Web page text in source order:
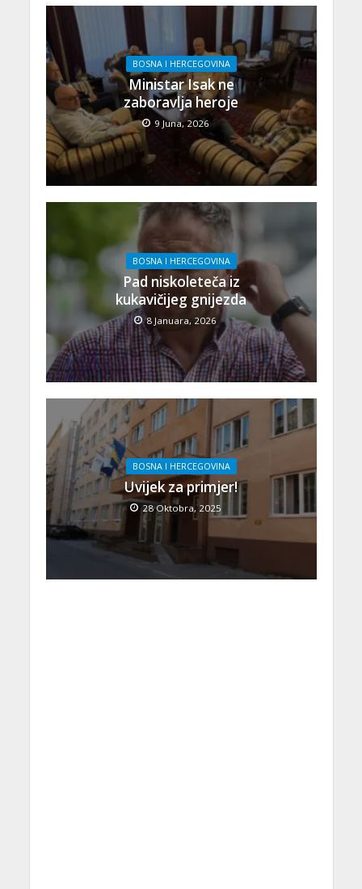
BOSNA I HERCEGOVINA
Ministar Isak ne
zaboravlja heroje
9 Juna, 2026
BOSNA I HERCEGOVINA
Pad niskoleteča iz
kukavičijeg gnijezda
8 Januara, 2026
BOSNA I HERCEGOVINA
Uvijek za primjer!
28 Oktobra, 2025